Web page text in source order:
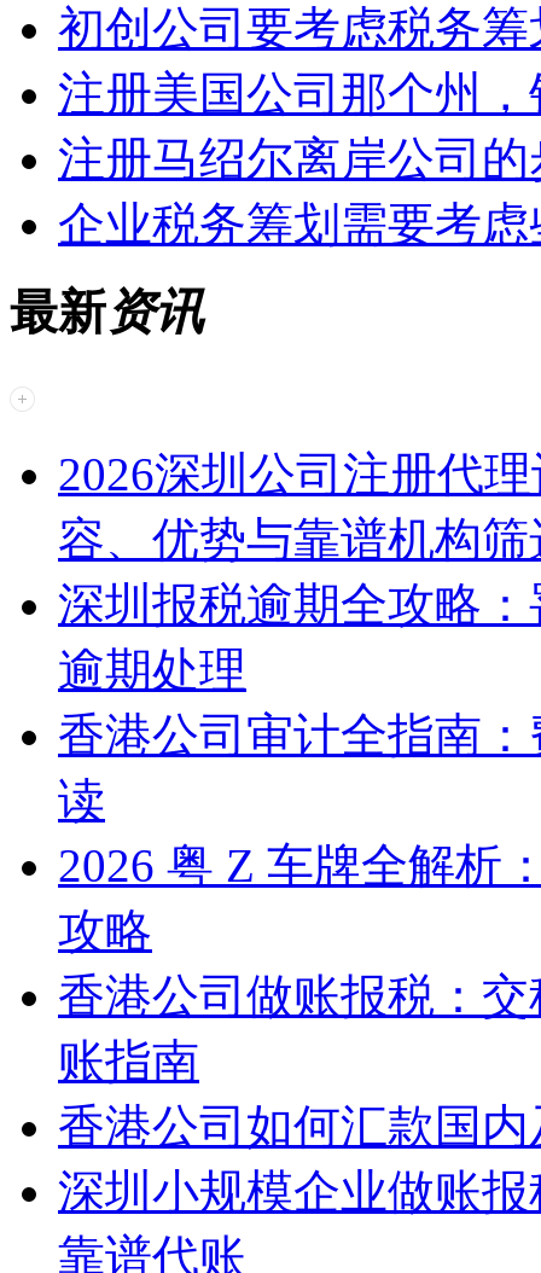
初创公司要考虑税务
注册美国公司那个州
注册马绍尔离岸公司
企业税务筹划需要考
最新资讯
2026深圳公司注册代
容、优势与靠谱机构筛
深圳报税逾期全攻略
逾期处理
香港公司审计全指南
读
2026 粤 Z 车牌全解析
攻略
香港公司做账报税：
账指南
香港公司如何汇款国
深圳小规模企业做账
靠谱代账